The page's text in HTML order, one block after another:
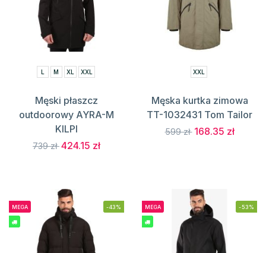
L M XL XXL
Męski płaszcz
outdoorowy AYRA-M
KILPI
739 zł424.15 zł
XXL
Męska kurtka zimowa
TT-1032431 Tom Tailor
599 zł 168.35 zł
MEGA -43% MEGA -53%